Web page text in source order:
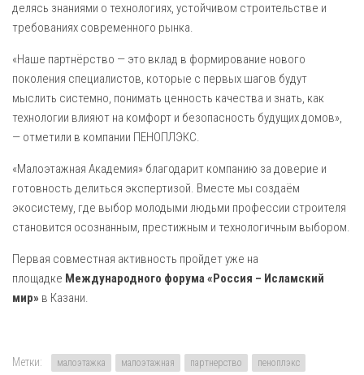
делясь знаниями о технологиях, устойчивом строительстве и
требованиях современного рынка.
«Наше партнёрство — это вклад в формирование нового
поколения специалистов, которые с первых шагов будут
мыслить системно, понимать ценность качества и знать, как
технологии влияют на комфорт и безопасность будущих домов»,
— отметили в компании ПЕНОПЛЭКС.
«Малоэтажная Академия» благодарит компанию за доверие и
готовность делиться экспертизой. Вместе мы создаём
экосистему, где выбор молодыми людьми профессии строителя
становится осознанным, престижным и технологичным выбором.
Первая совместная активность пройдет уже на
площадке Международного форума «Россия – Исламский
мир» в Казани.
Метки: малоэтажка малоэтажная партнерство
пеноплэкс